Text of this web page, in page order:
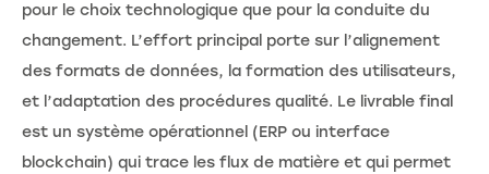
pour le choix technologique que pour la conduite du
changement. L’effort principal porte sur l’alignement
des formats de données, la formation des utilisateurs,
et l’adaptation des procédures qualité. Le livrable final
est un système opérationnel (ERP ou interface
blockchain) qui trace les flux de matière et qui permet